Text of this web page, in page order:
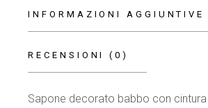
INFORMAZIONI AGGIUNTIVE
RECENSIONI (0)
Sapone decorato babbo con cintura